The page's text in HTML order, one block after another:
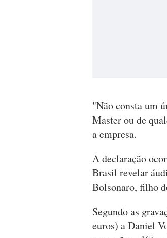
"Não consta um
Master ou de
a empresa.
A declaração
Brasil revelar
Bolsonaro, filho
Segundo as
euros) a Daniel